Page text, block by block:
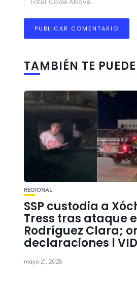
TAMBIÉN TE
REGIONAL
SSP custodia a
Tress tras ataque
Rodríguez Clara;
declaraciones l
mayo 21, 2025